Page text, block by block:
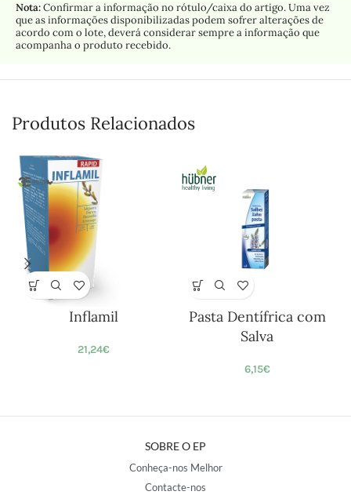
Nota:Confirmar a informação no rótulo/caixa do artigo. Uma vez
que as informações disponibilizadas podem sofrer alterações de
acordo com o lote, deverá considerar sempre a informação que
acompanha o produto recebido.
Produtos Relacionados
Inflamil
21,24€
Pasta Dentífrica com
Salva
6,15€
SOBRE O EP
Conheça-nos Melhor
Contacte-nos